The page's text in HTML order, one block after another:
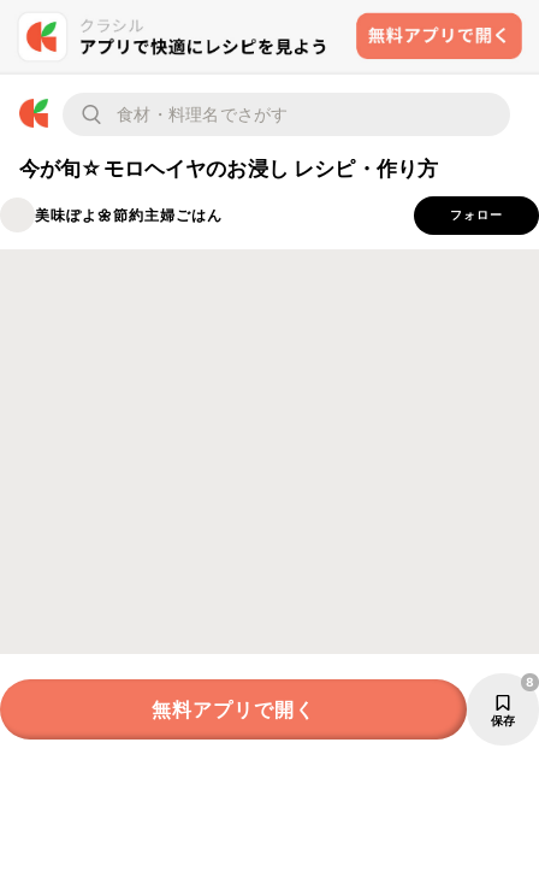
今が旬☆モロヘイヤのお浸し レシピ・作り方
美味ぽよ🌼節約主婦ごはん フォロー
無料アプリで開く 保存
8